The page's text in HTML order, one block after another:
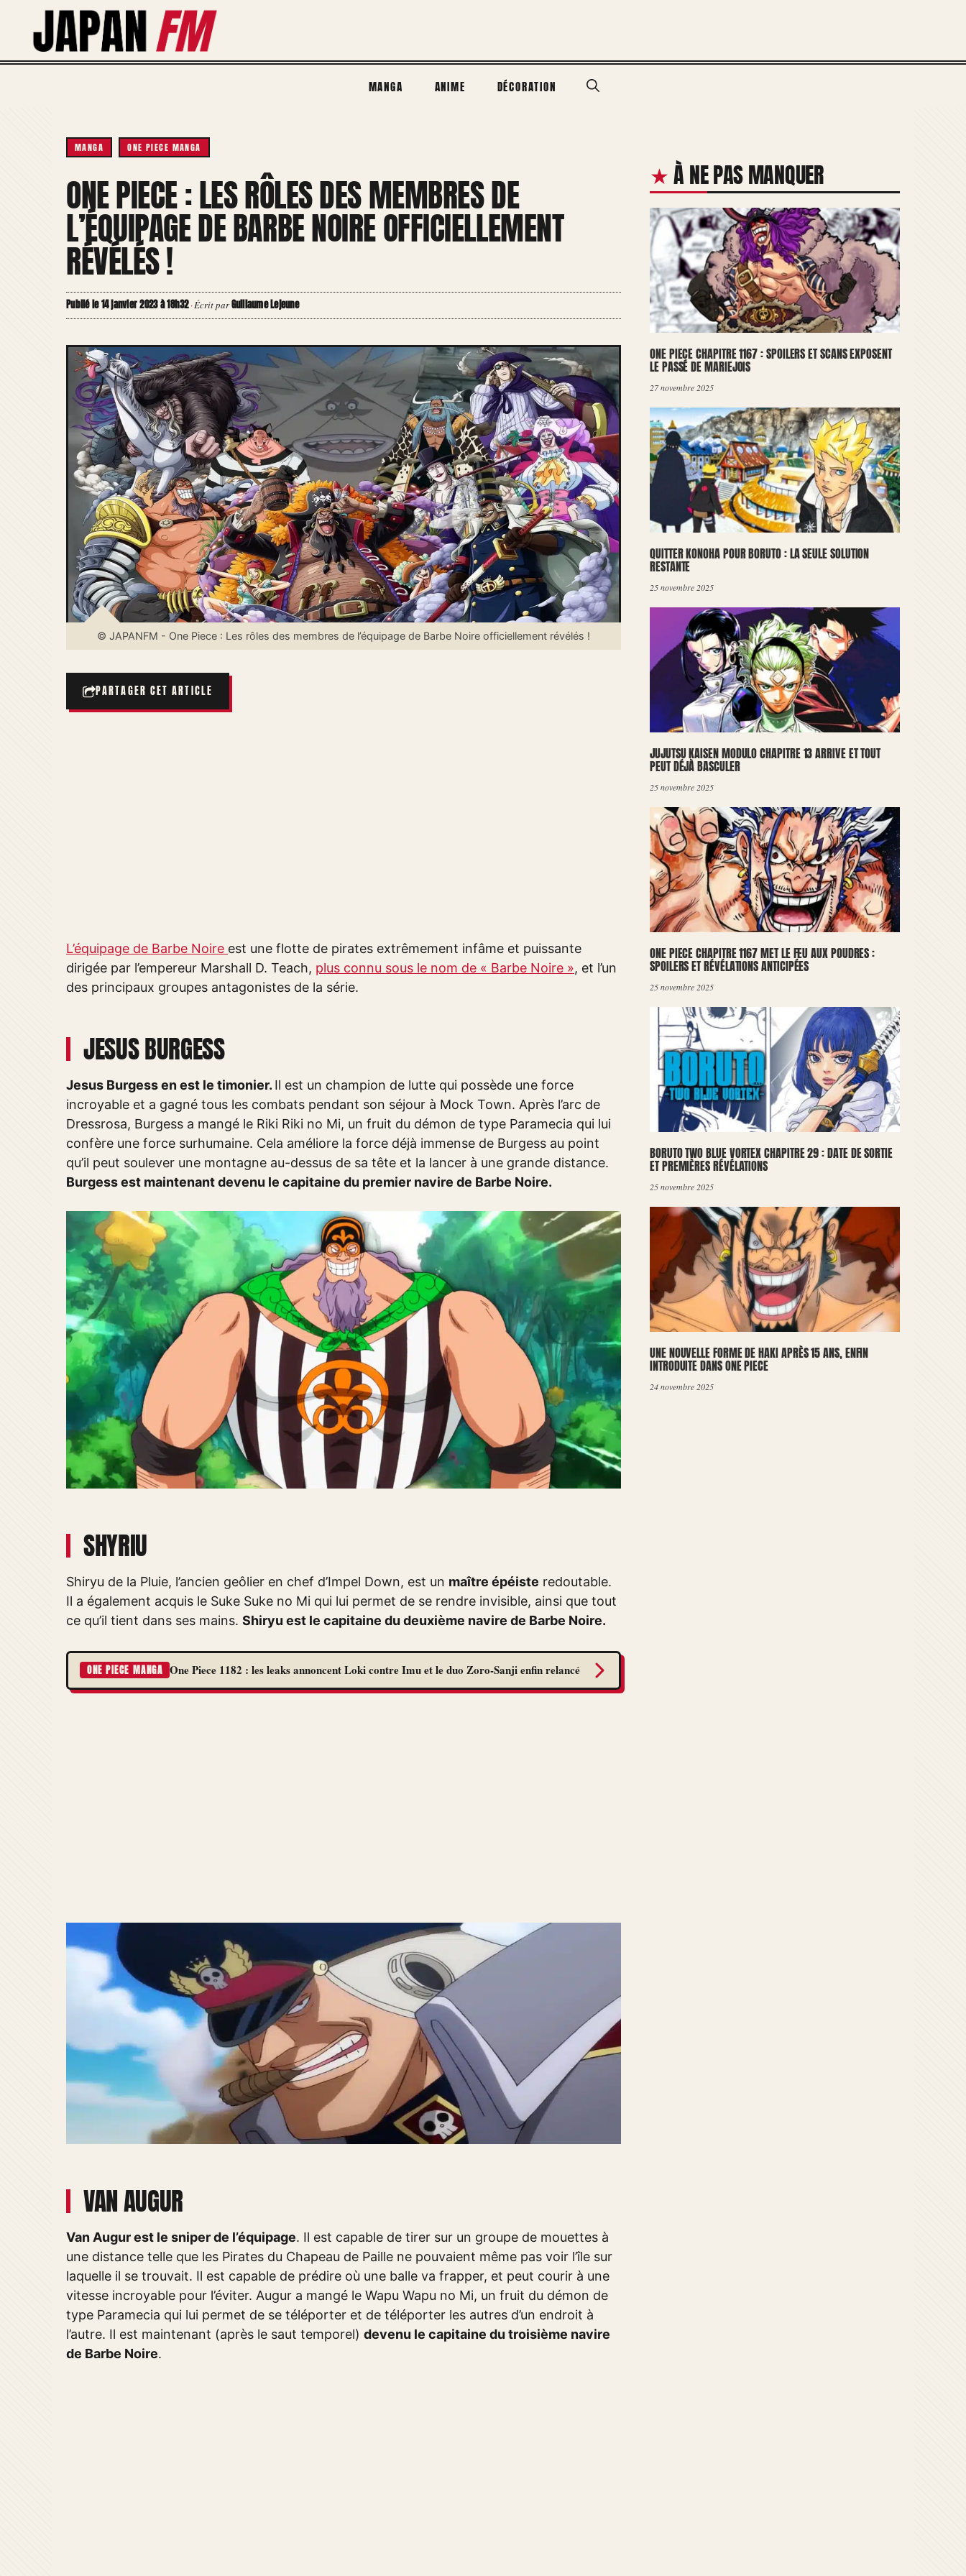
contenu
MANGA ANIME DÉCORATION
MANGA ONE PIECE MANGA
ONE PIECE : LES RÔLES DES MEMBRES DE
L’ÉQUIPAGE DE BARBE NOIRE OFFICIELLEMENT
RÉVÉLÉS !
Publié le 14 janvier 2023 à 18h32·Écrit parGuillaume Lejeune
© JAPANFM - One Piece : Les rôles des membres de l’équipage de Barbe Noire officiellement révélés !
PARTAGER CET ARTICLE
L’équipage de Barbe Noire est une flotte de pirates extrêmement infâme et puissante
dirigée par l’empereur Marshall D. Teach, plus connu sous le nom de « Barbe Noire », et l’un
des principaux groupes antagonistes de la série.
JESUS BURGESS
Jesus Burgess en est le timonier. Il est un champion de lutte qui possède une force
incroyable et a gagné tous les combats pendant son séjour à Mock Town. Après l’arc de
Dressrosa, Burgess a mangé le Riki Riki no Mi, un fruit du démon de type Paramecia qui lui
confère une force surhumaine. Cela améliore la force déjà immense de Burgess au point
qu’il peut soulever une montagne au-dessus de sa tête et la lancer à une grande distance.
Burgess est maintenant devenu le capitaine du premier navire de Barbe Noire.
SHYRIU
Shiryu de la Pluie, l’ancien geôlier en chef d’Impel Down, est un maître épéiste redoutable.
Il a également acquis le Suke Suke no Mi qui lui permet de se rendre invisible, ainsi que tout
ce qu’il tient dans ses mains. Shiryu est le capitaine du deuxième navire de Barbe Noire.
ONE PIECE MANGA One Piece 1182 : les leaks annoncent Loki contre Imu et le duo Zoro-Sanji enfin relancé
VAN AUGUR
Van Augur est le sniper de l’équipage. Il est capable de tirer sur un groupe de mouettes à
une distance telle que les Pirates du Chapeau de Paille ne pouvaient même pas voir l’île sur
laquelle il se trouvait. Il est capable de prédire où une balle va frapper, et peut courir à une
vitesse incroyable pour l’éviter. Augur a mangé le Wapu Wapu no Mi, un fruit du démon de
type Paramecia qui lui permet de se téléporter et de téléporter les autres d’un endroit à
l’autre. Il est maintenant (après le saut temporel) devenu le capitaine du troisième navire
de Barbe Noire.
À NE PAS MANQUER
ONE PIECE CHAPITRE 1167 : SPOILERS ET SCANS EXPOSENT
LE PASSÉ DE MARIEJOIS
27 novembre 2025
QUITTER KONOHA POUR BORUTO : LA SEULE SOLUTION
RESTANTE
25 novembre 2025
JUJUTSU KAISEN MODULO CHAPITRE 13 ARRIVE ET TOUT
PEUT DÉJÀ BASCULER
25 novembre 2025
ONE PIECE CHAPITRE 1167 MET LE FEU AUX POUDRES :
SPOILERS ET RÉVÉLATIONS ANTICIPÉES
25 novembre 2025
BORUTO TWO BLUE VORTEX CHAPITRE 29 : DATE DE SORTIE
ET PREMIÈRES RÉVÉLATIONS
25 novembre 2025
UNE NOUVELLE FORME DE HAKI APRÈS 15 ANS, ENFIN
INTRODUITE DANS ONE PIECE
24 novembre 2025